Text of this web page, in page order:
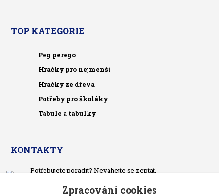
TOP KATEGORIE
Peg perego
Hračky pro nejmenší
Hračky ze dřeva
Potřeby pro školáky
Tabule a tabulky
KONTAKTY
Potřebujete poradit? Neváhejte se zeptat.
Po-čt, po 13 hodiněZpracování cookies